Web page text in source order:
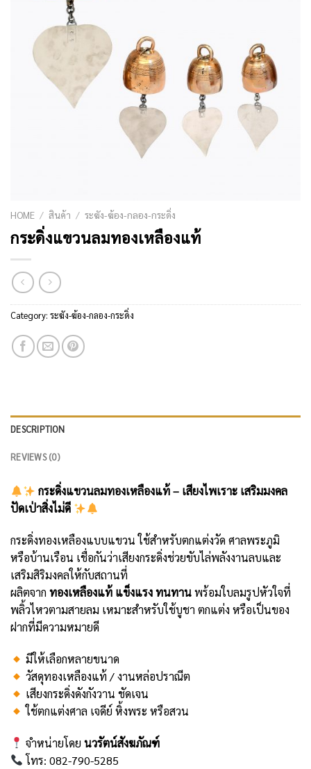
HOME / สินค้า / ระฆัง-ฆ้อง-กลอง-กระดิ่ง
กระดิ่งแขวนลมทองเหลืองแท้
Category: ระฆัง-ฆ้อง-กลอง-กระดิ่ง
DESCRIPTION
REVIEWS (0)
กระดิ่งแขวนลมทองเหลืองแท้ – เสียงไพเราะ เสริมมงคล
ปัดเป่าสิ่งไม่ดี
กระดิ่งทองเหลืองแบบแขวน ใช้สำหรับตกแต่งวัด ศาลพระภูมิ
หรือบ้านเรือน เชื่อกันว่าเสียงกระดิ่งช่วยขับไล่พลังงานลบและ
เสริมสิริมงคลให้กับสถานที่
ผลิตจาก ทองเหลืองแท้ แข็งแรง ทนทานพร้อมใบลมรูปหัวใจที่
พลิ้วไหวตามสายลม เหมาะสำหรับใช้บูชา ตกแต่ง หรือเป็นของ
ฝากที่มีความหมายดี
มีให้เลือกหลายขนาด
วัสดุทองเหลืองแท้ / งานหล่อปราณีต
เสียงกระดิ่งดังกังวาน ชัดเจน
ใช้ตกแต่งศาล เจดีย์ หิ้งพระ หรือสวน
จำหน่ายโดยนวรัตน์สังฆภัณฑ์
โทร: 082-790-5285